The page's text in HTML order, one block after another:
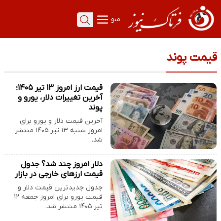
منو
قیمت پوند
قیمت ارز امروز ۱۳ تیر ۱۴۰۵؛
آخرین تغییرات دلار، یورو و
پوند
آخرین قیمت دلار و یورو برای
امروز شنبه ۱۳ تیر ۱۴۰۵ منتشر
شد.
دلار امروز چند شد؟ جدول
قیمت ارزهای خارجی در بازار
جدول جدیدترین قیمت دلار و
قیمت یورو برای امروز جمعه ۱۲
تیر ۱۴۰۵ منتشر شد.